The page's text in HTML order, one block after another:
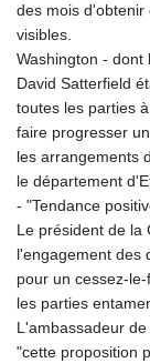
des mois
visibles.
Washington - dont
David Satterfield
toutes les parties
faire progresser
les arrangements
le département
- "Tendance
Le président de la
l'engagement des
pour un cessez-
les parties
L'ambassadeur
"cette proposition